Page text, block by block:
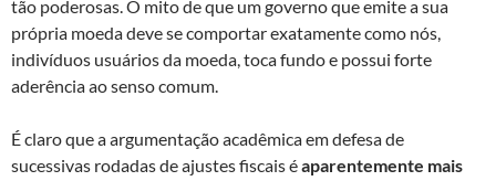
tão poderosas. O mito de que um governo que emite a sua
própria moeda deve se comportar exatamente como nós,
indivíduos usuários da moeda, toca fundo e possui forte
aderência ao senso comum.
É claro que a argumentação acadêmica em defesa de
sucessivas rodadas de ajustes fiscais éaparentemente mais